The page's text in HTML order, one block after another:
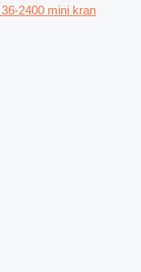
2400 mini kran